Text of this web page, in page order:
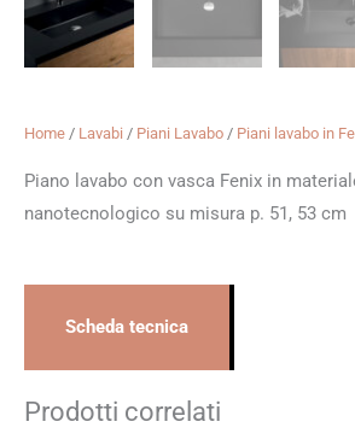
Home / Lavabi / Piani Lavabo / Piani lavabo in
Piano lavabo con vasca Fenix in
nanotecnologico su misura p. 51, 53 cm
Scheda tecnica
Prodotti correlati